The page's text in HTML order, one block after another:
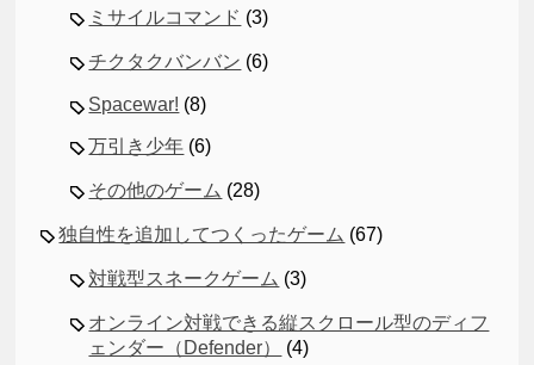
ミサイルコマンド (3)
チクタクバンバン (6)
Spacewar! (8)
万引き少年 (6)
その他のゲーム (28)
独自性を追加してつくったゲーム (67)
対戦型スネークゲーム (3)
オンライン対戦できる縦スクロール型のディフ
ェンダー（Defender）
(4)